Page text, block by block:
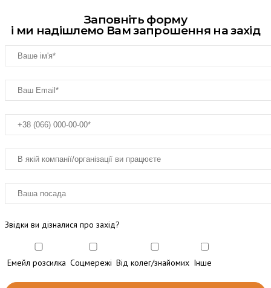
Заповніть форму
і ми надішлемо Вам запрошення на захід
Звідки ви дізналися про захід?
Емейл розсилка Соцмережі Від колег/знайомих Інше